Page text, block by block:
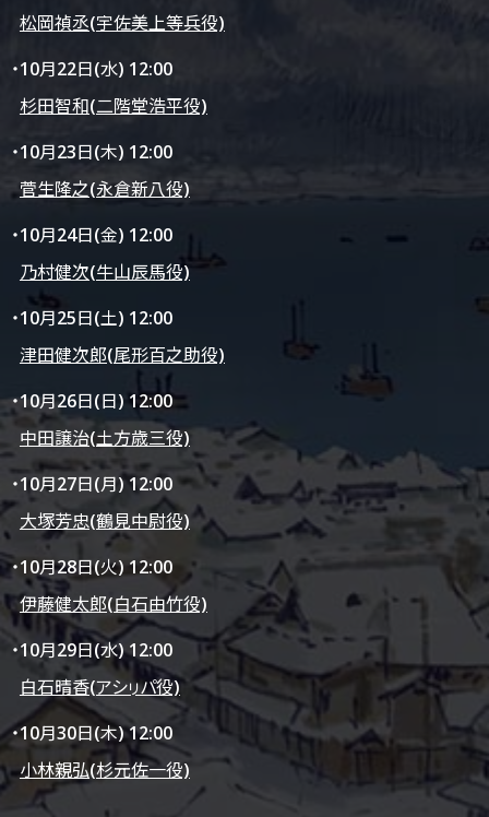
松岡禎丞(宇佐美上等兵役)
・10月22日(水) 12:00
杉田智和(二階堂浩平役)
・10月23日(木) 12:00
菅生隆之(永倉新八役)
・10月24日(金) 12:00
乃村健次(牛山辰馬役)
・10月25日(土) 12:00
津田健次郎(尾形百之助役)
・10月26日(日) 12:00
中田譲治(土方歳三役)
・10月27日(月) 12:00
大塚芳忠(鶴見中尉役)
・10月28日(火) 12:00
伊藤健太郎(白石由竹役)
・10月29日(水) 12:00
白石晴香(アシㇼパ役)
・10月30日(木) 12:00
小林親弘(杉元佐一役)